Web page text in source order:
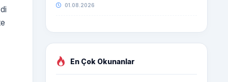
01.08.2026
En Çok Okunanlar